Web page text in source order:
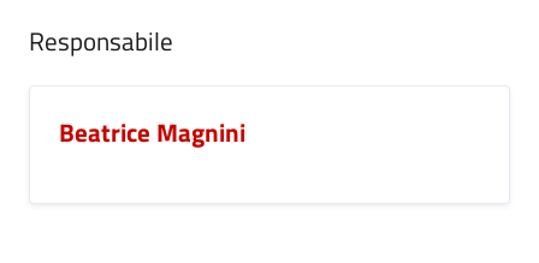
Responsabile
Beatrice Magnini